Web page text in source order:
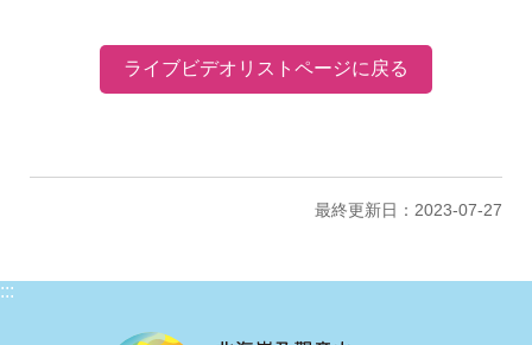
ライブビデオリストページに戻る
最終更新日：2023-07-27
:::